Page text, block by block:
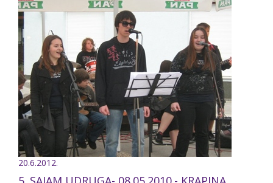
20.6.2012.